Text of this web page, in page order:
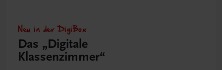
Neu in der DigiBox
Das „Digitale
Klassenzimmer“